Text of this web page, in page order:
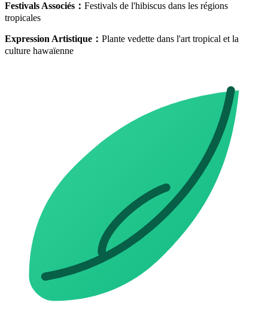
Festivals Associés ： Festivals de l'hibiscus dans les régions
tropicales
Expression Artistique ： Plante vedette dans l'art tropical et la
culture hawaïenne